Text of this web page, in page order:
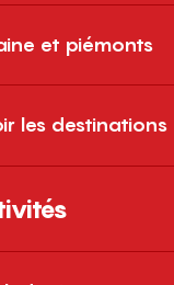
et piémonts
les destinations
▒▒